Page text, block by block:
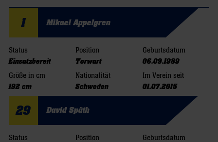
1 Mikael Appelgren
Status
Einsatzbereit
Position
Torwart
Geburtsdatum
06.09.1989
Größe in cm
192 cm
Nationalität
Schweden
Im Verein seit
01.07.2015
29 David Späth
Status
Position
Geburtsdatum